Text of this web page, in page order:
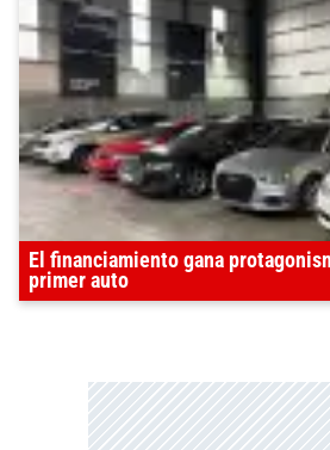
El financiamiento gana
primer auto